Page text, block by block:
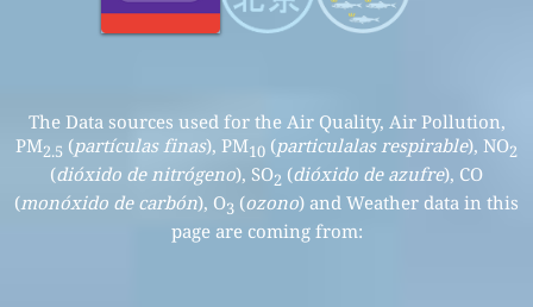
The Data sources used for the Air Quality, Air Pollution,
PM2.5 (partículas finas), PM10 (particulalas respirable), NO2
(dióxido de nitrógeno), SO2 (dióxido de azufre), CO
(monóxido de carbón), O3 (ozono) and Weather data in this
page are coming from: